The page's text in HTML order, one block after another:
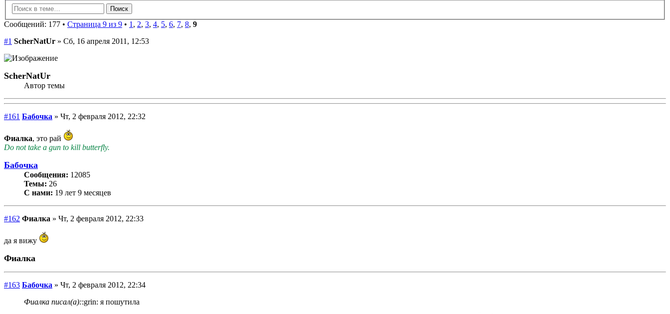
Сообщений: 177 • Страница 9 из 9 • 1 , 2, 3, 4, 5, 6, 7, 8, 9
#1 ScherNatUr » Сб, 16 апреля 2011, 12:53
ScherNatUr
Автор темы
#161 Бабочка » Чт, 2 февраля 2012, 22:32
Фиалка, это рай
Do not take a gun to kill butterfly.
Бабочка
Сообщения: 12085
Темы: 26
С нами: 19 лет 9 месяцев
#162 Фиалка » Чт, 2 февраля 2012, 22:33
да я вижу
Фиалка
#163 Бабочка » Чт, 2 февраля 2012, 22:34
Фиалка писал(а)::grin: я пошутила